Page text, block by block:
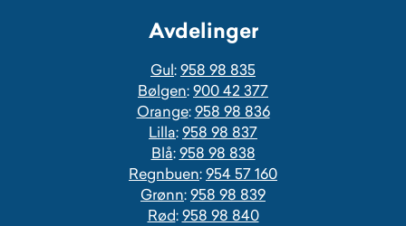
Avdelinger
Gul:958 98 835
Bølgen:900 42 377
Orange:958 98 836
Lilla:958 98 837
Blå:958 98 838
Regnbuen:954 57 160
Grønn:958 98 839
Rød:958 98 840